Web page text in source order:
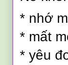
* nhớ
* mất
* yêu